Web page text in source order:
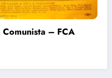
– FCA